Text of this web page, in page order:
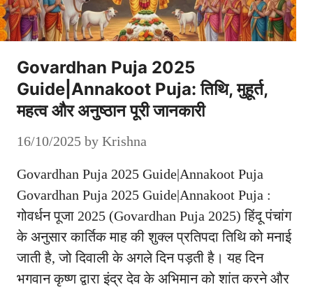
Govardhan Puja 2025
Guide|Annakoot Puja: तिथि, मुहूर्त,
महत्व और अनुष्ठान पूरी जानकारी
16/10/2025 by Krishna
Govardhan Puja 2025 Guide|Annakoot Puja
Govardhan Puja 2025 Guide|Annakoot Puja :
गोवर्धन पूजा 2025 (Govardhan Puja 2025) हिंदू पंचांग
के अनुसार कार्तिक माह की शुक्ल प्रतिपदा तिथि को मनाई
जाती है, जो दिवाली के अगले दिन पड़ती है। यह दिन
भगवान कृष्ण द्वारा इंद्र देव के अभिमान को शांत करने और